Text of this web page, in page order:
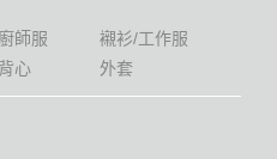
廚師服
襯衫/工作服
背心 外套